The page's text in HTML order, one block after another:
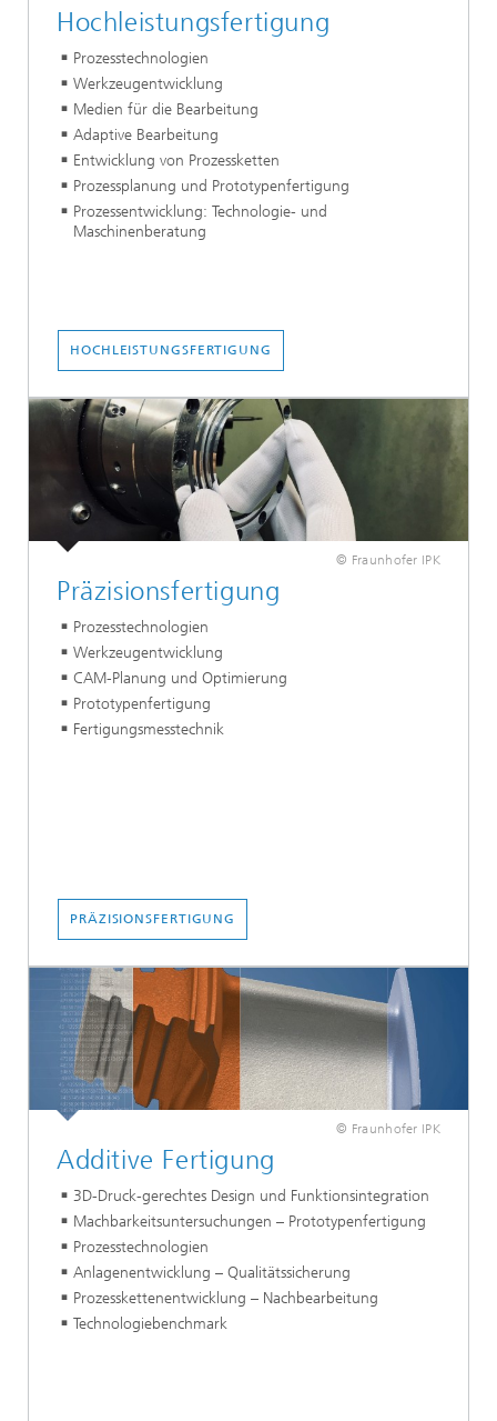
Hochleistungsfertigung
Prozesstechnologien
Werkzeugentwicklung
Medien für die Bearbeitung
Adaptive Bearbeitung
Entwicklung von Prozessketten
Prozessplanung und Prototypenfertigung
Prozessentwicklung: Technologie- und
Maschinenberatung
HOCHLEISTUNGSFERTIGUNG
© Fraunhofer IPK
Präzisionsfertigung
Prozesstechnologien
Werkzeugentwicklung
CAM-Planung und Optimierung
Prototypenfertigung
Fertigungsmesstechnik
PRÄZISIONSFERTIGUNG
© Fraunhofer IPK
Additive Fertigung
3D-Druck-gerechtes Design und Funktionsintegration
Machbarkeitsuntersuchungen – Prototypenfertigung
Prozesstechnologien
Anlagenentwicklung – Qualitätssicherung
Prozesskettenentwicklung – Nachbearbeitung
Technologiebenchmark